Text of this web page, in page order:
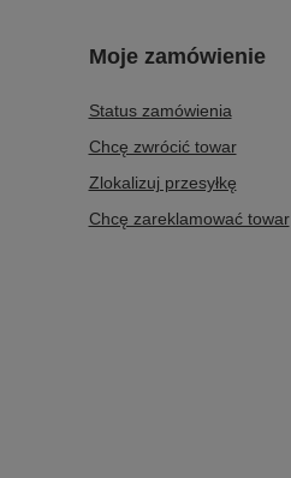
Moje zamówienie
Status zamówienia
Chcę zwrócić towar
Zlokalizuj przesyłkę
Chcę zareklamować towar